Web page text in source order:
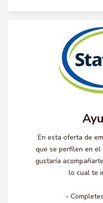
En esta oferta de
que se perfilen en el
gustaría
lo cual te
-